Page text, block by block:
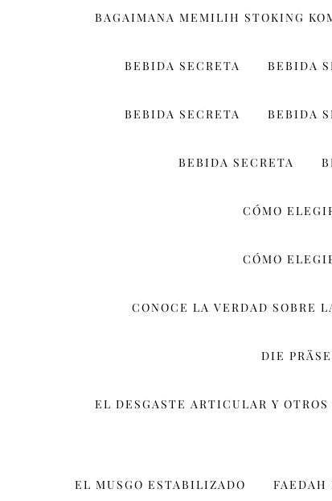
BAGAIMANA MEMILIH STOKING
BEBIDA SECRETA BEBIDA
BEBIDA SECRETA BEBIDA
BEBIDA SECRETA
CÓMO
CÓMO
CONOCE LA VERDAD SOBRE
DIE
EL DESGASTE ARTICULAR Y
EL MUSGO ESTABILIZADO FAEDAH